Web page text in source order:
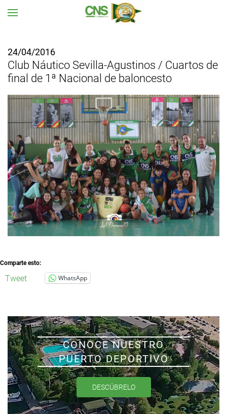
24/04/2016
Club Náutico Sevilla-Agustinos / Cuartos de
final de 1ª Nacional de baloncesto
Comparte esto:
Tweet WhatsApp
CONOCE NUESTRO
PUERTO DEPORTIVO
DESCÚBRELO